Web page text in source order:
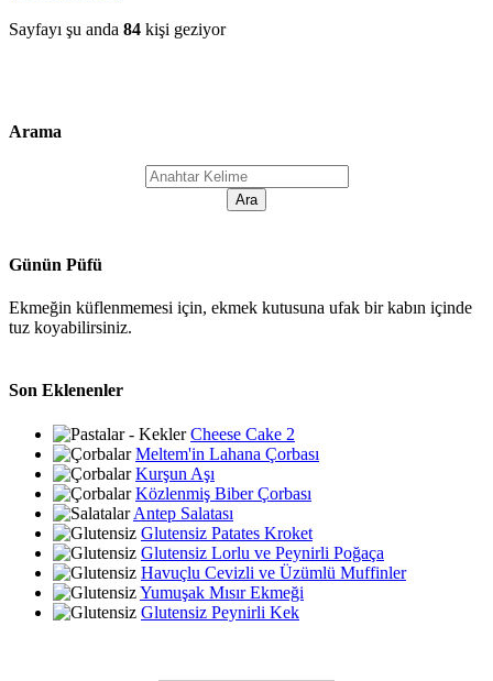
Sayfayı şu anda 84 kişi geziyor
Arama
Günün Püfü
Ekmeğin küflenmemesi için, ekmek kutusuna ufak bir kabın içinde
tuz koyabilirsiniz.
Son Eklenenler
Cheese Cake 2
Meltem'in Lahana Çorbası
Kurşun Aşı
Közlenmiş Biber Çorbası
Antep Salatası
Glutensiz Patates Kroket
Glutensiz Lorlu ve Peynirli Poğaça
Havuçlu Cevizli ve Üzümlü Muffinler
Yumuşak Mısır Ekmeği
Glutensiz Peynirli Kek